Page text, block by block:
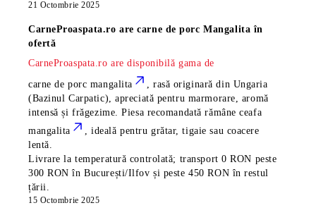
21 Octombrie 2025
CarneProaspata.ro arecarne de porc Mangalita în
ofertă
CarneProaspata.ro are disponibilă gama de
carne de porc mangalita
, rasă originară din Ungaria
(Bazinul Carpatic), apreciată pentru marmorare, aromă
intensă și frăgezime. Piesa recomandată rămâneceafa
mangalita
, ideală pentru grătar, tigaie sau coacere
lentă.
Livrare la temperatură controlată; transport 0 RON peste
300 RON în București/Ilfov și peste 450 RON în restul
țării.
15 Octombrie 2025